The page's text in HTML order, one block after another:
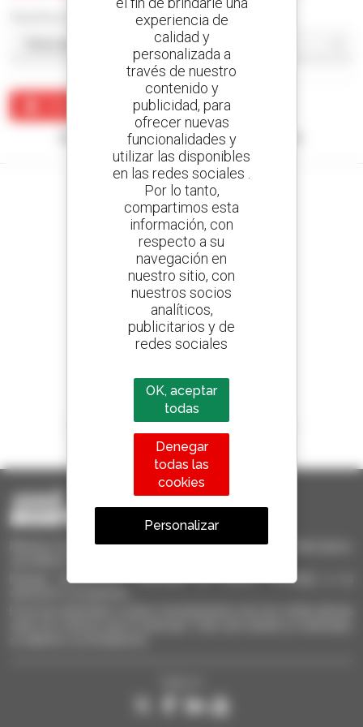
Crear una alerta
Ningún resultado corresponde con su búsqueda.
Cree sus alertas
y reciba anuncios de equipos de ocasión
800 concesionarios
Manitou por todo el mundo
1 de cada 4 manipuladores telescópicos
vendido en el mundo es Manitou
Manitou Ocasión - Equipo de manutención de ocasión: telescópico,
Busque rápidamente materiales de ocasión, añádalos a su
experiencia de
calidad y
personalizada a
través de nuestro
contenido y
publicidad, para
ofrecer nuevas
funcionalidades y
utilizar las disponibles
en las redes sociales .
Por lo tanto,
compartimos esta
información, con
respecto a su
navegación en
nuestro sitio, con
nuestros socios
analíticos,
publicitarios y de
redes sociales
OK, aceptar
todas
Denegar
todas las
cookies
Personalizar